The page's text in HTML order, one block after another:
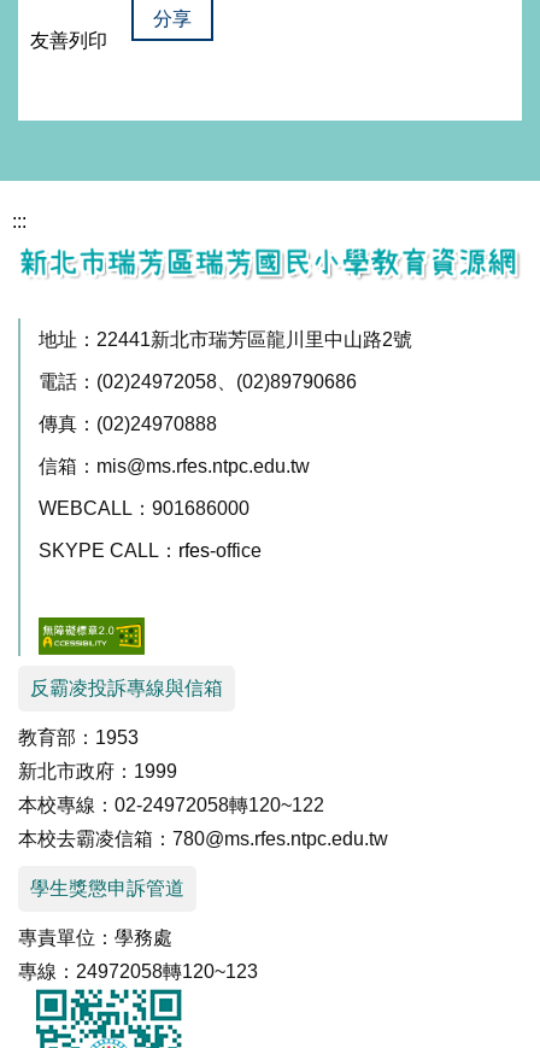
友善列印
分享
:::
地址：22441新北市瑞芳區龍川里中山路2號
電話：(02)24972058、(02)89790686
傳真：(02)24970888
信箱：mis@ms.rfes.ntpc.edu.tw
WEBCALL：901686000
SKYPE CALL： rfes-office
反霸凌投訴專線與信箱
教育部：1953
新北市政府：1999
本校專線：02-24972058轉120~122
本校去霸凌信箱：780@ms.rfes.ntpc.edu.tw
學生獎懲申訴管道
專責單位：學務處
專線：24972058轉120~123